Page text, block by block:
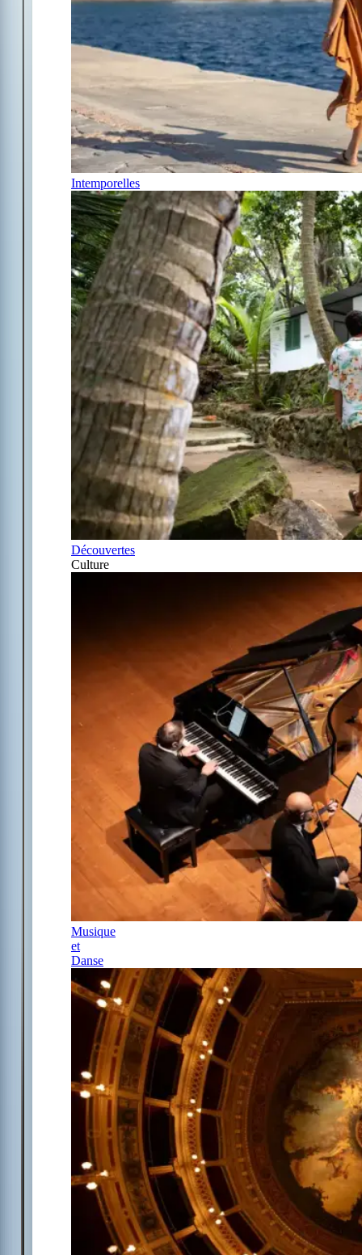
Intemporelles
Découvertes
Culture
Musique
et
Danse